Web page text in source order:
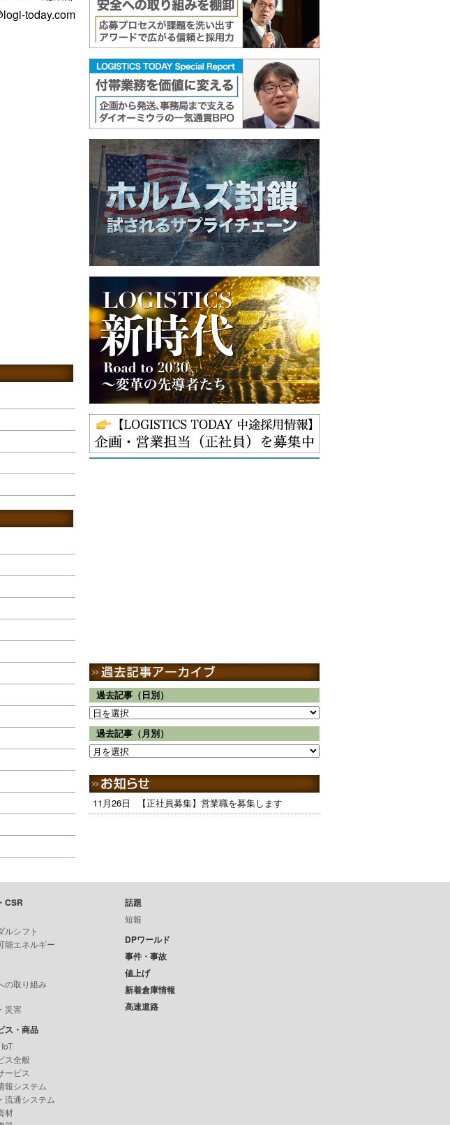
today.com
過去記事（日別）
過去記事（月別）
11月26日 【正社員募集】営業職を募集します
CSR
ルシフト
能エネルギー
の取り組み
災害
ス・商品
ス全般
ービス
報システム
流通システム
材
話題
短報
DPワールド
事件・事故
値上げ
新着倉庫情報
高速道路